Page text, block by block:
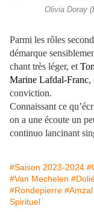
Olivia Doray
Parmi les rôles
démarque
chant très léger, et
Marine Lafdal-Franc,
conviction.
Connaissant ce
on a une écoute un
continuo lancinant
#Saison 2023-2024
#Van Mechelen
#Rondepierre #Amzal
Spirituel